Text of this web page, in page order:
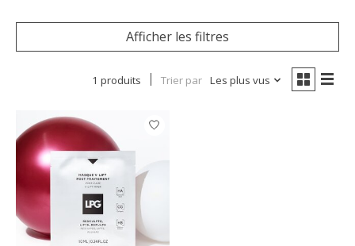
Afficher les filtres
1 produits Trier par Les plus vus